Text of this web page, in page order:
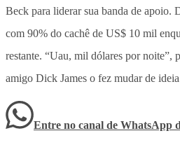
Beck para liderar sua banda de apoio.
com 90% do cachê de US$ 10 mil
restante. “Uau, mil dólares por noite”,
amigo Dick James o fez mudar de
Entre no canal de WhatsApp